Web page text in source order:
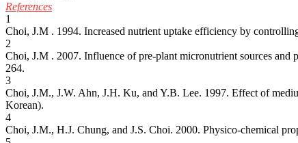
References
1
Choi, J.M . 1994. Increased nutrient uptake efficiency by
2
Choi, J.M . 2007. Influence of pre-plant micronutrient sources
264.
3
Choi, J.M., J.W. Ahn, J.H. Ku, and Y.B. Lee. 1997. Effect of
Korean).
4
Choi, J.M., H.J. Chung, and J.S. Choi. 2000. Physico-chemical